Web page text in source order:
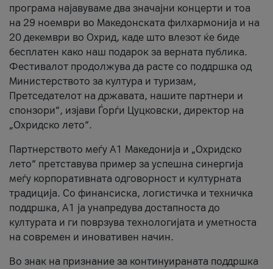
програма најавуваме два значајни концерти и тоа
на 29 ноември во Македонската филхармонија и на
20 декември во Охрид, каде што влезот ќе биде
бесплатен како наш подарок за верната публика.
Фестивалот продолжува да расте со поддршка од
Министерството за култура и туризам,
Претседателот на државата, нашите партнери и
спонзори“, изјави Ѓорѓи Цуцковски, директор на
„Охридско лето“.
Партнерството меѓу A1 Македонија и „Охридско
лето“ претставува пример за успешна синергија
меѓу корпоративната одговорност и културната
традиција. Со финансиска, логистичка и техничка
поддршка, A1 ја унапредува достапноста до
културата и ги поврзува технологијата и уметноста
на современ и иновативен начин.
Во знак на признание за континуираната поддршка